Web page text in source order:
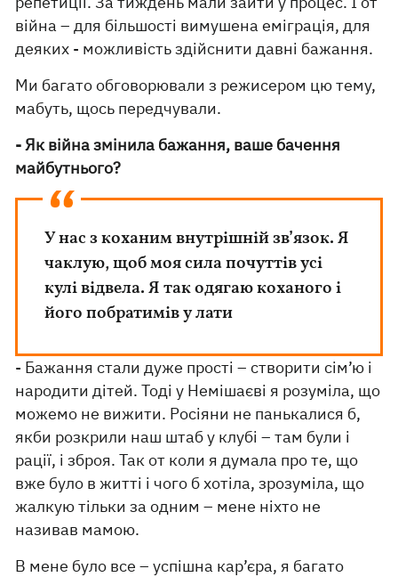
війна – для більшості вимушена еміграція, для
деяких - можливість здійснити давні бажання.
Ми багато обговорювали з режисером цю тему,
мабуть, щось передчували.
- Як війна змінила бажання, ваше бачення
майбутнього?
У нас з коханим внутрішній зв’язок. Я
чаклую, щоб моя сила почуттів усі
кулі відвела. Я так одягаю коханого і
його побратимів у лати
- Бажання стали дуже прості – створити сім’ю і
народити дітей. Тоді у Немішаєві я розуміла, що
можемо не вижити. Росіяни не панькалися б,
якби розкрили наш штаб у клубі – там були і
рації, і зброя. Так от коли я думала про те, що
вже було в житті і чого б хотіла, зрозуміла, що
жалкую тільки за одним – мене ніхто не
називав мамою.
В мене було все – успішна кар’єра, я багато